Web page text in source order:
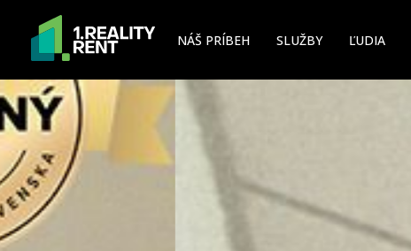
NÁŠ PRÍBEH SLUŽBY ĽUDIA